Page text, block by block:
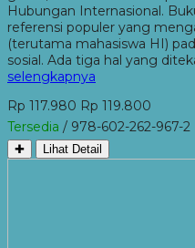
Hubungan Internasional.
referensi populer yang
(terutama mahasiswa HI)
sosial. Ada tiga hal yang
selengkapnya
Rp 117.980 Rp 119.800
Tersedia / 978-602-262-967-2
✚ Lihat Detail